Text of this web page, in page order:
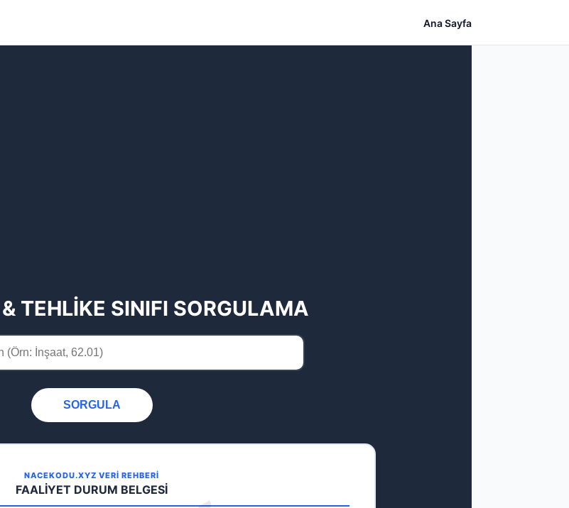
Ana Sayfa
TEHLİKE SINIFI SORGULAMA
SORGULA
NACEKODU.XYZ VERİ REHBERİ
FAALİYET DURUM BELGESİ